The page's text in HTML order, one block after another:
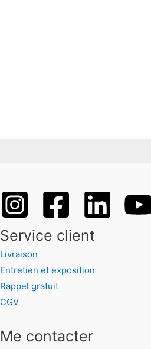
Service client
Livraison
Entretien et exposition
Rappel gratuit
CGV
Me contacter